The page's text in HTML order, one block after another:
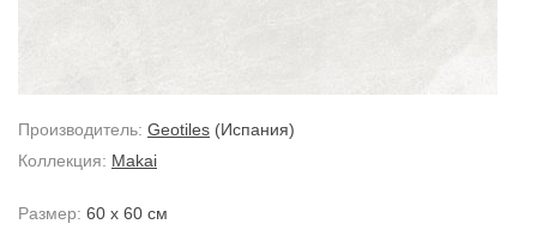
Производитель: Geotiles (Испания)
Коллекция: Makai
Размер: 60 x 60 см